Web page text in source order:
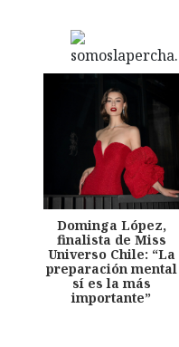
Dominga López,
finalista de Miss
Universo Chile: “La
preparación mental
sí es la más
importante”